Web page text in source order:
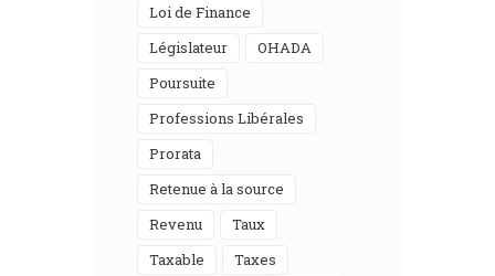
Loi de Finance
Législateur
OHADA
Poursuite
Professions Libérales
Prorata
Retenue à la source
Revenu
Taux
Taxable
taxes